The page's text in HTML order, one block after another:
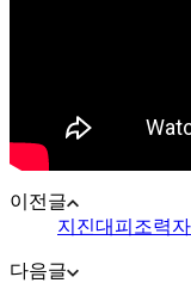
이전글
지진대피조력
다음글